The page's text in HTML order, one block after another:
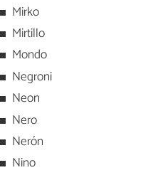
Mirko
Mirtillo
Mondo
Negroni
Neon
Nero
Nerón
Nino